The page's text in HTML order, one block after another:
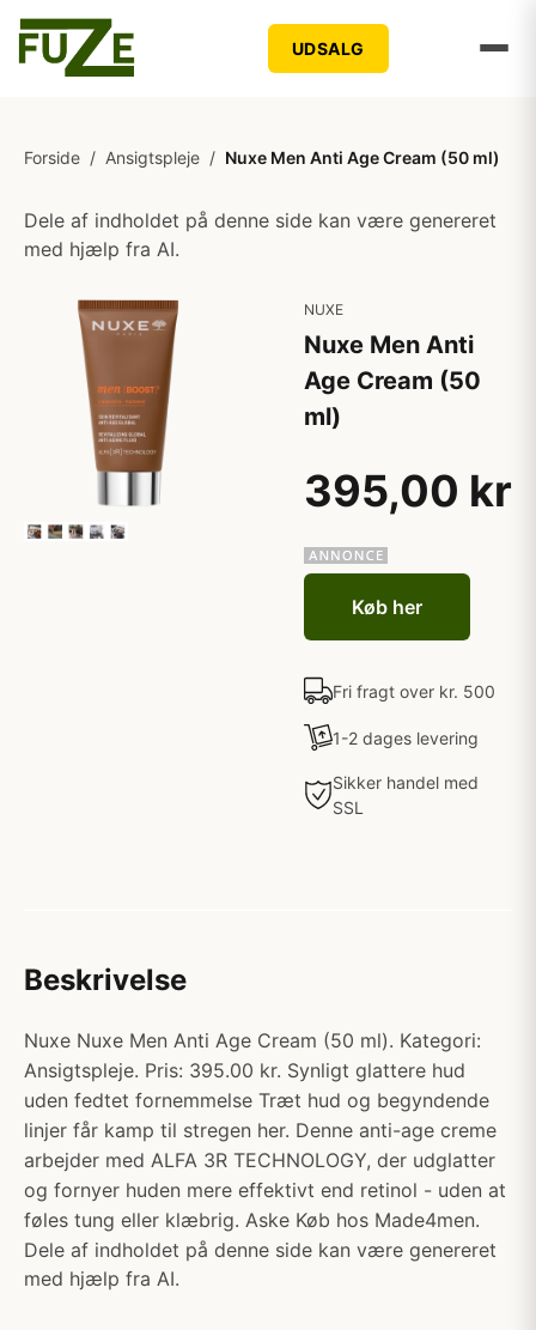
UDSALG
Forside / Ansigtspleje / Nuxe Men Anti Age Cream (50 ml)
Dele af indholdet på denne side kan være genereret
med hjælp fra AI.
NUXE
Nuxe Men Anti
Age Cream (50
ml)
395,00 kr
Køb her
Fri fragt over kr. 500
1-2 dages levering
Sikker handel med
SSL
Beskrivelse
Nuxe Nuxe Men Anti Age Cream (50 ml). Kategori:
Ansigtspleje. Pris: 395.00 kr. Synligt glattere hud
uden fedtet fornemmelse Træt hud og begyndende
linjer får kamp til stregen her. Denne anti-age creme
arbejder med ALFA 3R TECHNOLOGY, der udglatter
og fornyer huden mere effektivt end retinol - uden at
føles tung eller klæbrig. Aske Køb hos Made4men.
Dele af indholdet på denne side kan være genereret
med hjælp fra AI.